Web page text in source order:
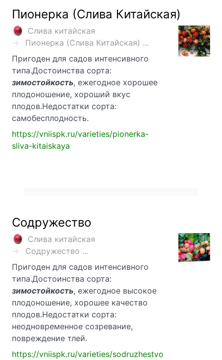
Пионерка (Слива Китайская)
Слива китайская
Пионерка (Слива Китайская) ...
Пригоден для садов интенсивного
типа.Достоинства сорта:
зимостойкость, ежегодное хорошее
плодоношение, хороший вкус
плодов.Недостатки сорта:
самобесплодность.
https://vniispk.ru/varieties/pionerka-
sliva-kitaiskaya
Содружество
Слива китайская
Содружество ...
Пригоден для садов интенсивного
типа.Достоинства сорта:
зимостойкость, ежегодное высокое
плодоношение, хорошее качество
плодов.Недостатки сорта:
неодновременное созревание,
повреждение тлей.
https://vniispk.ru/varieties/sodruzhestvo